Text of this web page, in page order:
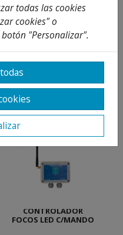
TRANSFORMADOR 12 V
Añadir al
CONTROLADOR
FOCOS LED C/MANDO
todas las cookies
cookies" o
"Personalizar".